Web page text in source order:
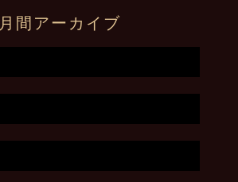
月間アーカイブ